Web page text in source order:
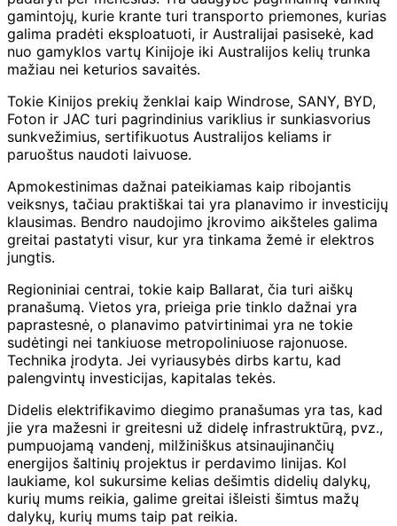
gamintojų, kurie krante turi transporto priemones, kurias
galima pradėti eksploatuoti, ir Australijai pasisekė, kad
nuo gamyklos vartų Kinijoje iki Australijos kelių trunka
mažiau nei keturios savaitės.
Tokie Kinijos prekių ženklai kaip Windrose, SANY, BYD,
Foton ir JAC turi pagrindinius variklius ir sunkiasvorius
sunkvežimius, sertifikuotus Australijos keliams ir
paruoštus naudoti laivuose.
Apmokestinimas dažnai pateikiamas kaip ribojantis
veiksnys, tačiau praktiškai tai yra planavimo ir investicijų
klausimas. Bendro naudojimo įkrovimo aikšteles galima
greitai pastatyti visur, kur yra tinkama žemė ir elektros
jungtis.
Regioniniai centrai, tokie kaip Ballarat, čia turi aiškų
pranašumą. Vietos yra, prieiga prie tinklo dažnai yra
paprastesnė, o planavimo patvirtinimai yra ne tokie
sudėtingi nei tankiuose metropoliniuose rajonuose.
Technika įrodyta. Jei vyriausybės dirbs kartu, kad
palengvintų investicijas, kapitalas tekės.
Didelis elektrifikavimo diegimo pranašumas yra tas, kad
jie yra mažesni ir greitesni už didelę infrastruktūrą, pvz.,
pumpuojamą vandenį, milžiniškus atsinaujinančių
energijos šaltinių projektus ir perdavimo linijas. Kol
laukiame, kol sukursime kelias dešimtis didelių dalykų,
kurių mums reikia, galime greitai išleisti šimtus mažų
dalykų, kurių mums taip pat reikia.